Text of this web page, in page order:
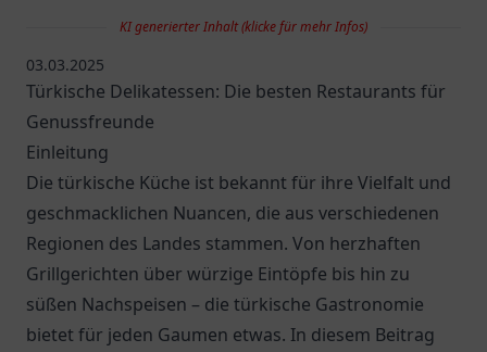
KI generierter Inhalt (klicke für mehr Infos)
03.03.2025
Türkische Delikatessen: Die besten Restaurants für
Genussfreunde
Einleitung
Die türkische Küche ist bekannt für ihre Vielfalt und
geschmacklichen Nuancen, die aus verschiedenen
Regionen des Landes stammen. Von herzhaften
Grillgerichten über würzige Eintöpfe bis hin zu
süßen Nachspeisen – die türkische Gastronomie
bietet für jeden Gaumen etwas. In diesem Beitrag